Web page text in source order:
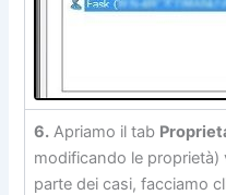
6. Apriamo il tab
modificando le proprietà)
parte dei casi, facciamo